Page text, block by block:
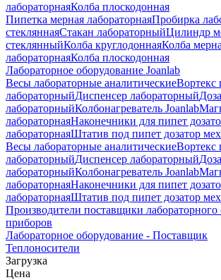
лабораторнаяКолба плоскодонная
Пипетка мерная лабораторнаяПробирка
стекляннаяСтакан лабораторныйЦилиндр
стеклянныйКолба круглодоннаяКолба
лабораторнаяКолба плоскодонная
Лабораторное оборудование Joanlab
Весы лабораторные аналитическиеВортекс
лабораторныйДиспенсер лабораторный
лабораторныйКолбонагреватель Joanlab
лабораторнаяНаконечники для пипет
лабораторнаяШтатив под пипет дозатор
Весы лабораторные аналитическиеВортекс
лабораторныйДиспенсер лабораторный
лабораторныйКолбонагреватель Joanlab
лабораторнаяНаконечники для пипет
лабораторнаяШтатив под пипет дозатор
Производители поставщики лабораторного
приборов
Лабораторное оборудование - Поставщик
Теплоносители
Загрузка
Цена